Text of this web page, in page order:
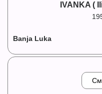
IVANKA (
Banja Luka